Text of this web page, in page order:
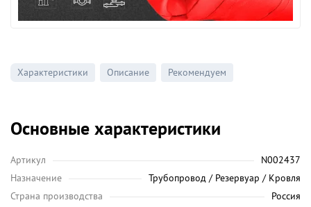
Характеристики Описание Рекомендуем
Основные характеристики
Артикул
N002437
Назначение
Трубопровод / Резервуар / Кровля
Страна производства
Россия